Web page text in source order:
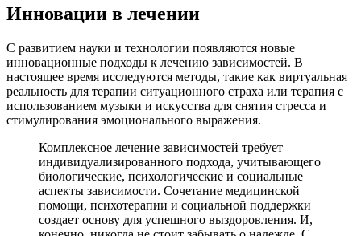
Инновации в лечении
С развитием науки и технологии появляются новые
инновационные подходы к лечению зависимостей. В
настоящее время исследуются методы, такие как виртуальная
реальность для терапии ситуационного страха или терапия с
использованием музыки и искусства для снятия стресса и
стимулирования эмоционального выражения.
Комплексное лечение зависимостей требует
индивидуализированного подхода, учитывающего
биологические, психологические и социальные
аспекты зависимости. Сочетание медицинской
помощи, психотерапии и социальной поддержки
создает основу для успешного выздоровления. И,